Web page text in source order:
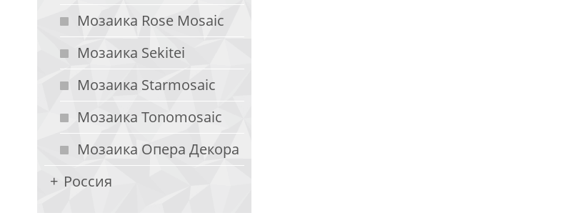
Мозаика Rose Mosaic
Мозаика Sekitei
Мозаика Starmosaic
Мозаика Tonomosaic
Мозаика Опера Декора
Россия